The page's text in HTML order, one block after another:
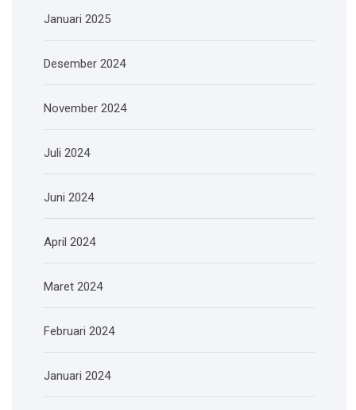
Januari 2025
Desember 2024
November 2024
Juli 2024
Juni 2024
April 2024
Maret 2024
Februari 2024
Januari 2024